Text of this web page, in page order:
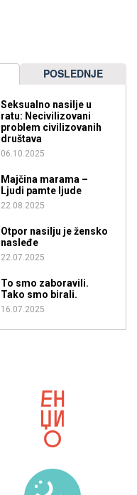
POSLEDNJE
Seksualno nasilje u
ratu: Necivilizovani
problem civilizovanih
društava
06.10.2025
Majčina marama –
Ljudi pamte ljude
22.08.2025
Otpor nasilju je žensko
nasleđe
22.07.2025
To smo zaboravili.
Tako smo birali.
16.07.2025